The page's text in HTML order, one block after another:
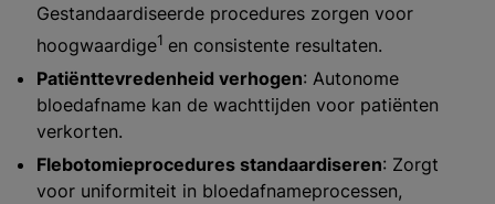
Gestandaardiseerde procedures zorgen voor
hoogwaardige1 en consistente resultaten.
Patiënttevredenheid verhogen: Autonome
bloedafname kan de wachttijden voor patiënten
verkorten.
Flebotomieprocedures standaardiseren: Zorgt
voor uniformiteit in bloedafnameprocessen,